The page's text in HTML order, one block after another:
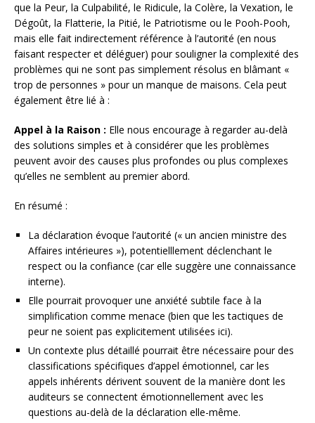
que la Peur, la Culpabilité, le Ridicule, la Colère, la Vexation, le
Dégoût, la Flatterie, la Pitié, le Patriotisme ou le Pooh-Pooh,
mais elle fait indirectement référence à l’autorité (en nous
faisant respecter et déléguer) pour souligner la complexité des
problèmes qui ne sont pas simplement résolus en blâmant «
trop de personnes » pour un manque de maisons. Cela peut
également être lié à :
Appel à la Raison : Elle nous encourage à regarder au-delà
des solutions simples et à considérer que les problèmes
peuvent avoir des causes plus profondes ou plus complexes
qu’elles ne semblent au premier abord.
En résumé :
La déclaration évoque l’autorité (« un ancien ministre des
Affaires intérieures »), potentielllement déclenchant le
respect ou la confiance (car elle suggère une connaissance
interne).
Elle pourrait provoquer une anxiété subtile face à la
simplification comme menace (bien que les tactiques de
peur ne soient pas explicitement utilisées ici).
Un contexte plus détaillé pourrait être nécessaire pour des
classifications spécifiques d’appel émotionnel, car les
appels inhérents dérivent souvent de la manière dont les
auditeurs se connectent émotionnellement avec les
questions au-delà de la déclaration elle-même.